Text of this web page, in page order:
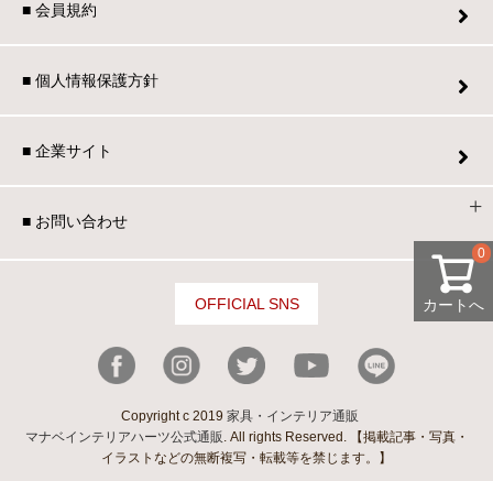
カートへ
0
■ 会員規約
■ 個人情報保護方針
■ 企業サイト
■ お問い合わせ
OFFICIAL SNS
Copyright c 2019 家具・インテリア通販
マナベインテリアハーツ公式通販 . All rights Reserved. 【掲載記事・写真・
イラストなどの無断複写・転載等を禁じます。】